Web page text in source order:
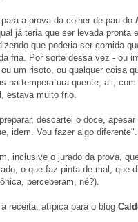
a prova da colher de pau do
já teria que ser levada pronta
que poderia ser comida
fria. Por sorte dessa vez - ou
um risoto, ou qualquer coisa
na temperatura quente, ali,
estava muito frio.
descartei o doce,
idem. Vou fazer algo
inclusive o jurado da prova,
o que faz pinta de mal, que
perceberam, né?).
receita, atípica para o blog